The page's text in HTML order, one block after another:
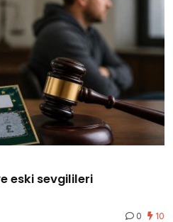
eski sevgilileri
0 10